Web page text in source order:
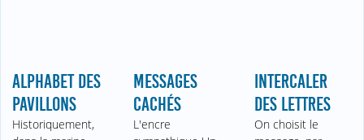
ALPHABET DES
PAVILLONS
Historiquement,
MESSAGES
CACHÉS
L'encre
INTERCALER
DES LETTRES
On choisit le